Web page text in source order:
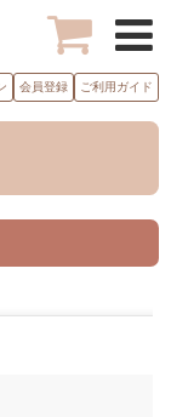
会員登録 ご利用ガイド